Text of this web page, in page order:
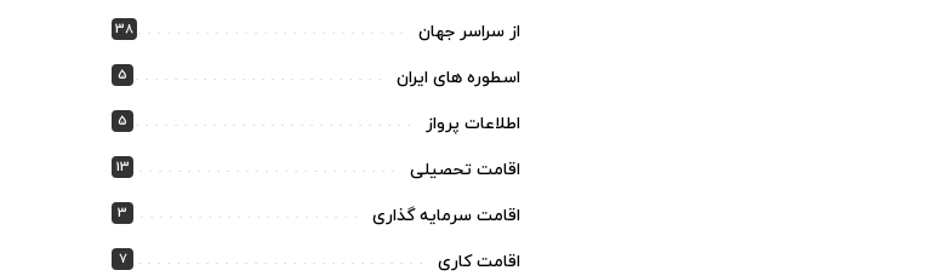
از سراسر جهان 38
اسطوره های ایران 5
اطلاعات پرواز 5
اقامت تحصیلی 13
اقامت سرمایه گذاری 3
اقامت کاری 7